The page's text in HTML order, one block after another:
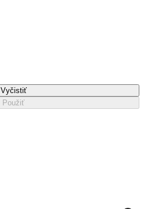
Vyčistiť
Použiť